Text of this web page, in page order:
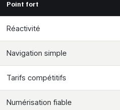
Point fort
Réactivité
Navigation simple
Tarifs compétitifs
Numérisation fiable